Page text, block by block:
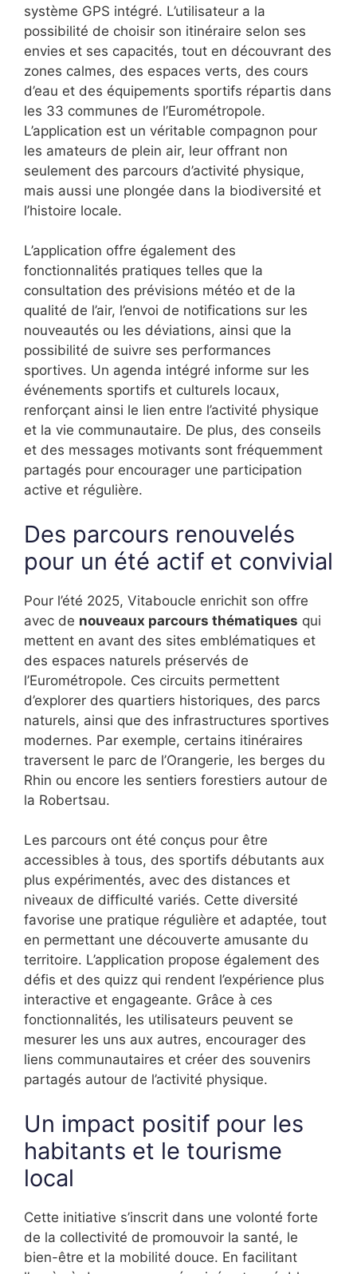
système GPS intégré. L’utilisateur a la
possibilité de choisir son itinéraire selon ses
envies et ses capacités, tout en découvrant des
zones calmes, des espaces verts, des cours
d’eau et des équipements sportifs répartis dans
les 33 communes de l’Eurométropole.
L’application est un véritable compagnon pour
les amateurs de plein air, leur offrant non
seulement des parcours d’activité physique,
mais aussi une plongée dans la biodiversité et
l’histoire locale.
L’application offre également des
fonctionnalités pratiques telles que la
consultation des prévisions météo et de la
qualité de l’air, l’envoi de notifications sur les
nouveautés ou les déviations, ainsi que la
possibilité de suivre ses performances
sportives. Un agenda intégré informe sur les
événements sportifs et culturels locaux,
renforçant ainsi le lien entre l’activité physique
et la vie communautaire. De plus, des conseils
et des messages motivants sont fréquemment
partagés pour encourager une participation
active et régulière.
Des parcours renouvelés
pour un été actif et convivial
Pour l’été 2025, Vitaboucle enrichit son offre
avec de nouveaux parcours thématiques qui
mettent en avant des sites emblématiques et
des espaces naturels préservés de
l’Eurométropole. Ces circuits permettent
d’explorer des quartiers historiques, des parcs
naturels, ainsi que des infrastructures sportives
modernes. Par exemple, certains itinéraires
traversent le parc de l’Orangerie, les berges du
Rhin ou encore les sentiers forestiers autour de
la Robertsau.
Les parcours ont été conçus pour être
accessibles à tous, des sportifs débutants aux
plus expérimentés, avec des distances et
niveaux de difficulté variés. Cette diversité
favorise une pratique régulière et adaptée, tout
en permettant une découverte amusante du
territoire. L’application propose également des
défis et des quizz qui rendent l’expérience plus
interactive et engageante. Grâce à ces
fonctionnalités, les utilisateurs peuvent se
mesurer les uns aux autres, encourager des
liens communautaires et créer des souvenirs
partagés autour de l’activité physique.
Un impact positif pour les
habitants et le tourisme
local
Cette initiative s’inscrit dans une volonté forte
de la collectivité de promouvoir la santé, le
bien-être et la mobilité douce. En facilitant